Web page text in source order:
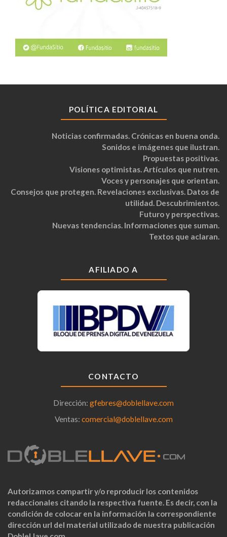
POLÍTICA EDITORIAL
Noticias confirmadas. Crónicas en buena onda.
Sonidos e imágenes que ilustran.
Propuestas positivas.
Visiones optimistas. Artículos que nutren.
Voces y personajes que orientan.
Consejos que protegen. Revelaciones exclusivas. Datos de
utilidad. Descubrimientos.
Futuro y perspectivas.
Nuevas tendencias. Informaciones que suman.
Textos que aclaran.
AFILIADO A
CONTACTO
Dirección: gfebres@doblellave.com
Ventas: comercial@doblellave.com
Autorizamos compartir y/o reproducir los contenidos
redaccionales citando la respectiva fuente. Es decir, con la
condición de colocar en la información la correspondiente
dirección url del material utilizado de nuestra publicación